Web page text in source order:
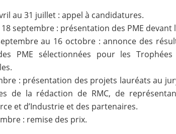
au 31 juillet : appel à candidatures.
18 septembre : présentation des PME devant
au 16 octobre : annonce des
PME sélectionnées pour les
: présentation des projets lauréats au
de la rédaction de RMC, de
et d’Industrie et des partenaires.
: remise des prix.